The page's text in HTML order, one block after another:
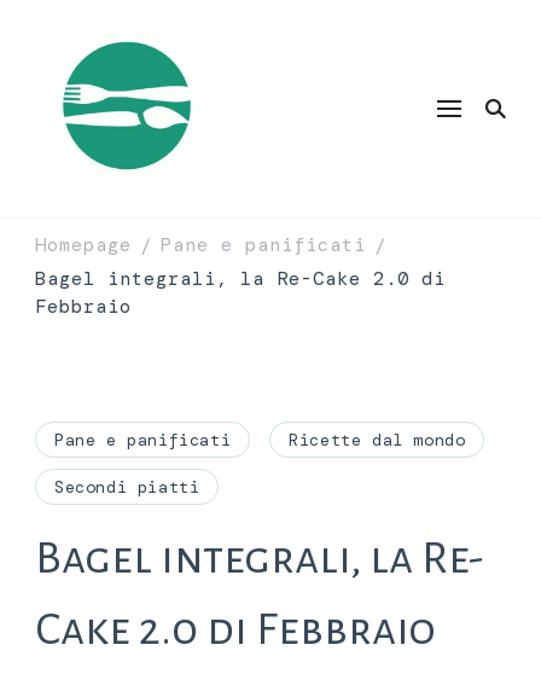
Homepage / Pane e panificati /
Bagel integrali, la Re-Cake 2.0 di
Febbraio
Pane e panificati Ricette dal mondo
Secondi piatti
Bagel integrali, la Re-
Cake 2.0 di Febbraio